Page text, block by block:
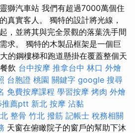
獅汽車站 我們有超過7000萬個住
真實客人。 獨特的設計將光線，
，並將其與完全景觀的落葉洗手間
求。 獨特的木製品框架是一個巨
的鋼樓梯和跑道懸掛在覆蓋整個天
飲 台中按摩 推拿台中 林口 外燴
台胞證 桃園 關鍵字 google 搜尋
免費按摩課程 學習按摩 烤肉 外燴
推薦ptt 新北 按摩 沾黏
整骨 竹北 撥筋 記帳士 稅務相關
天窗在俯瞰院子的窗戶的幫助下沐